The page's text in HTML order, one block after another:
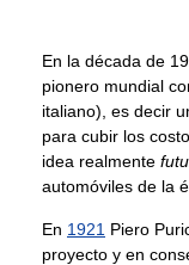
En la década de
pionero mundial
italiano), es decir
para cubir los
idea realmente
automóviles de la
En 1921 Piero
proyecto y en